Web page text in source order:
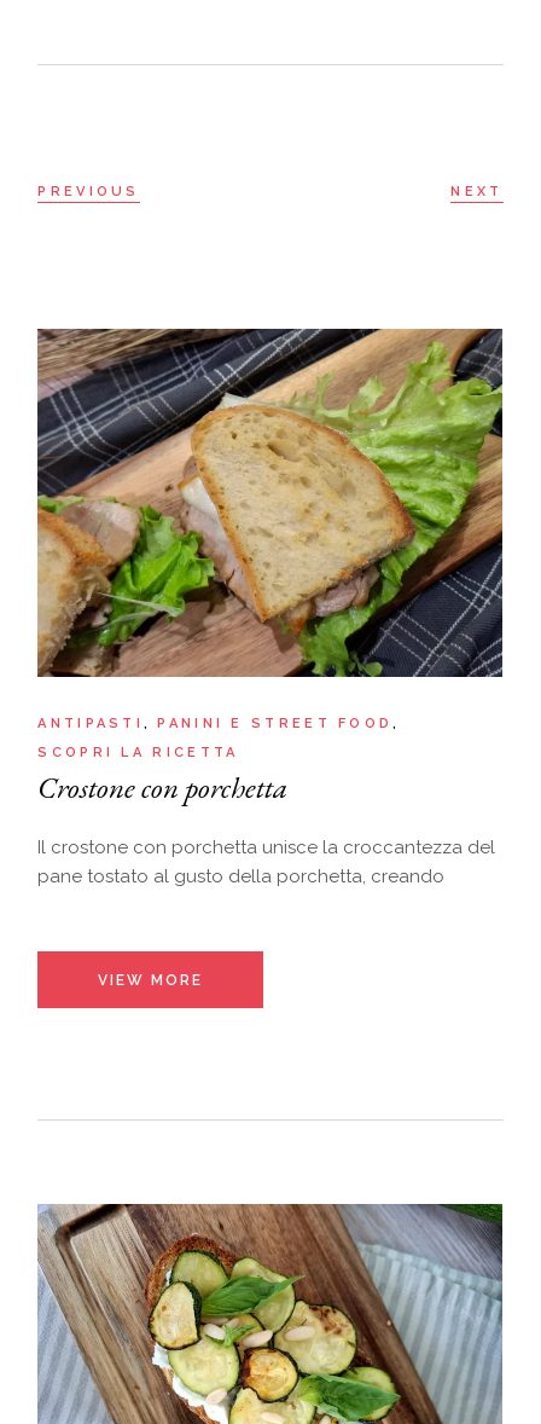
PREVIOUS NEXT
ANTIPASTI
PANINI E STREET FOOD
SCOPRI LA RICETTA
Crostone con porchetta
Il crostone con porchetta unisce la croccantezza del
pane tostato al gusto della porchetta, creando
VIEW MORE